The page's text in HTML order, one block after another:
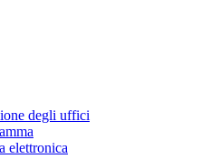
degli uffici
elettronica